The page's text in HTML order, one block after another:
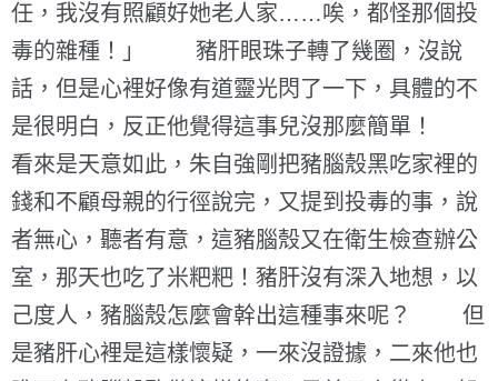
任，我沒有照顧好她老人家……唉，都怪那個投
毒的雜種！」 豬肝眼珠子轉了幾圈，沒說
話，但是心裡好像有道靈光閃了一下，具體的不
是很明白，反正他覺得這事兒沒那麼簡單！
看來是天意如此，朱自強剛把豬腦殼黑吃家裡的
錢和不顧母親的行徑說完，又提到投毒的事，說
者無心，聽者有意，這豬腦殼又在衛生檢查辦公
室，那天也吃了米粑粑！豬肝沒有深入地想，以
己度人，豬腦殼怎麼會幹出這種事來呢？ 但
是豬肝心裡是這樣懷疑，一來沒證據，二來他也